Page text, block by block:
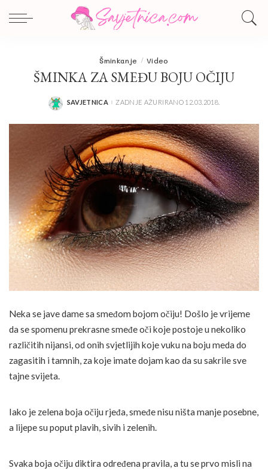
Šminkanje Video
ŠMINKA ZA SMEĐU BOJU OČIJU
POSTED
SAVJETNICA ZADNJE AŽURIRANO 12.03.2018.
Neka se jave dame sa smeđom bojom očiju! Došlo je vrijeme
da se spomenu prekrasne smeđe oči koje postoje u nekoliko
različitih nijansi, od onih svjetlijih koje vuku na boju meda do
zagasitih i tamnih, za koje imate dojam kao da su sakrile sve
tajne svijeta.
Iako je zelena boja očiju rjeđa, smeđe nisu ništa manje posebne,
a lijepe su poput plavih, sivih i zelenih.
Svaka boja očiju diktira određena pravila, a tu se prvo misli na